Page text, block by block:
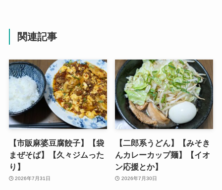
関連記事
【市販麻婆豆腐餃子】【袋
まぜそば】【久々ジムった
り】
2026年7月31日
【二郎系うどん】【みそき
んカレーカップ麺】【イオ
ン応援とか】
2026年7月30日